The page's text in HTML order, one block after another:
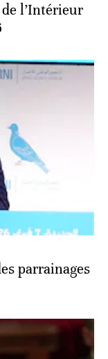
l’Intérieur
parrainages